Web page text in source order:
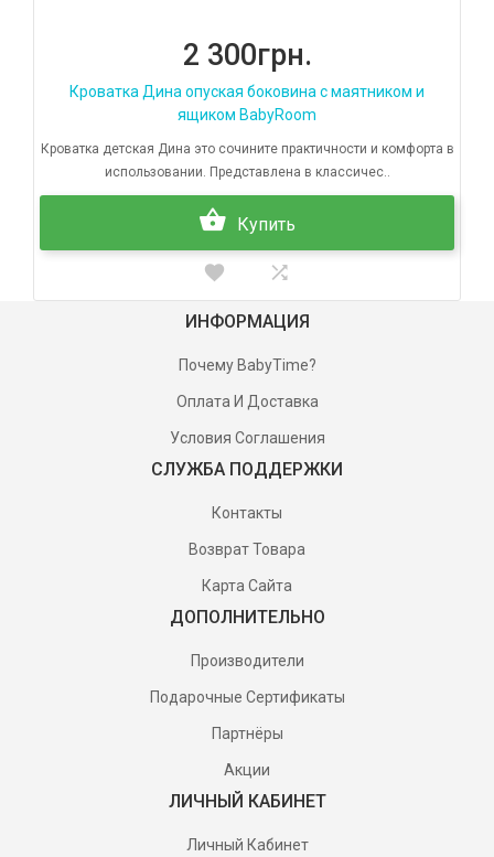
2 300грн.
Кроватка Дина опуская боковина с маятником и
ящиком BabyRoom
Кроватка детская Дина это сочините практичности и комфорта в
использовании. Представлена в классичес..
Купить
ИНФОРМАЦИЯ
Почему BabyTime?
Оплата И Доставка
Условия Соглашения
СЛУЖБА ПОДДЕРЖКИ
Контакты
Возврат Товара
Карта Сайта
ДОПОЛНИТЕЛЬНО
Производители
Подарочные Сертификаты
Партнёры
Акции
ЛИЧНЫЙ КАБИНЕТ
Личный Кабинет